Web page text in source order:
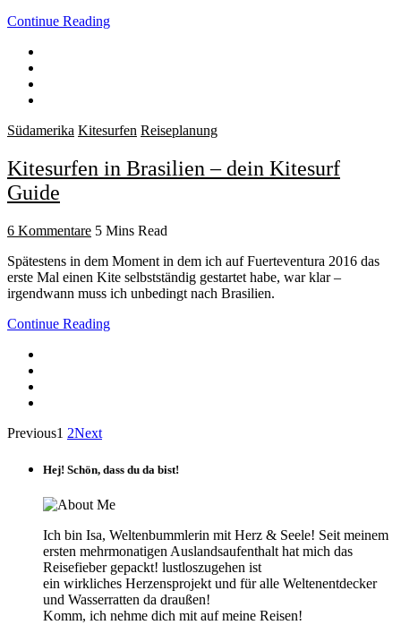
Continue Reading
Südamerika Kitesurfen Reiseplanung
Kitesurfen in Brasilien – dein Kitesurf
Guide
6 Kommentare 5 Mins Read
Spätestens in dem Moment in dem ich auf Fuerteventura 2016 das
erste Mal einen Kite selbstständig gestartet habe, war klar –
irgendwann muss ich unbedingt nach Brasilien.
Continue Reading
Previous1 2Next
Hej! Schön, dass du da bist!
Ich bin Isa, Weltenbummlerin mit Herz & Seele! Seit meinem
ersten mehrmonatigen Auslandsaufenthalt hat mich das
Reisefieber gepackt! lustloszugehen ist
ein wirkliches Herzensprojekt und für alle Weltenentdecker
und Wasserratten da draußen!
Komm, ich nehme dich mit auf meine Reisen!